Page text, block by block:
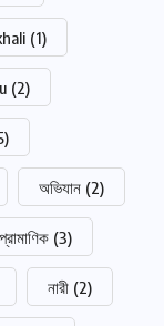
(1)
(2)
অভিযান (2)
(3)
নারী (2)